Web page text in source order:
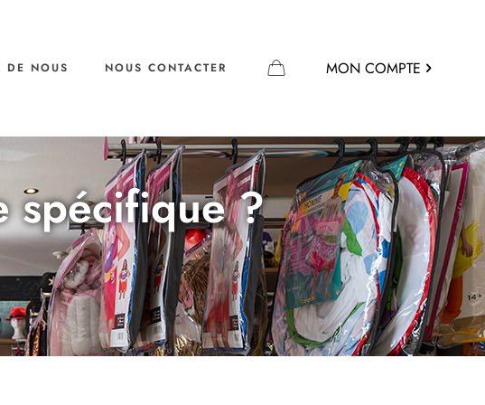
DE NOUS NOUS CONTACTER MON COMPTE
spécifique ?